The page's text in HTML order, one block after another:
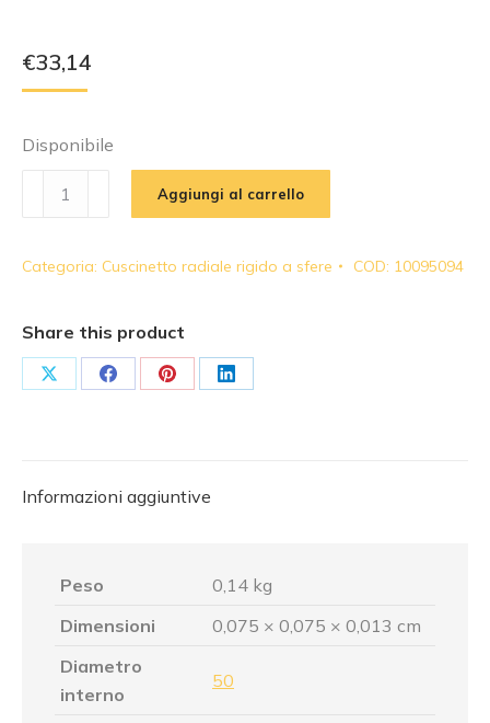
€33,14
Disponibile
radiale
a
sfere
-
Aggiungi al carrello
Categoria: Cuscinetto radiale rigido a sfere COD: 10095094
Share this product
Share Share Share Share
Informazioni aggiuntive
Peso
0,14 kg
Dimensioni
0,075 × 0,075 × 0,013 cm
Diametro
interno
50